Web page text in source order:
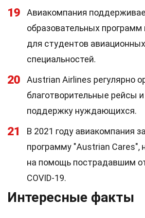
19
Авиакомпания
образовательных программ
для студентов авиационных
специальностей.
20
Austrian Airlines регулярно
благотворительные рейсы и
поддержку нуждающихся.
21
В 2021 году авиакомпания
программу "Austrian Cares",
на помощь пострадавшим
COVID-19.
Интересные факты